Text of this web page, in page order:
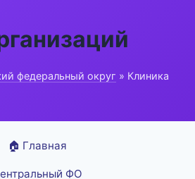
федеральный округ » Клиника
🏠 Главная
ФО